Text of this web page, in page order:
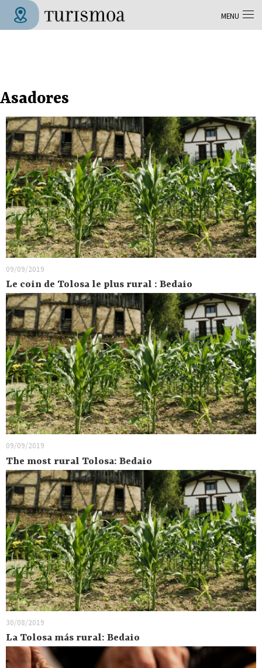
Aller au contenu principal
Asadores
09/09/2019
Le coin de Tolosa le plus rural : Bedaio
09/09/2019
The most rural Tolosa: Bedaio
30/08/2019
La Tolosa más rural: Bedaio
MENU